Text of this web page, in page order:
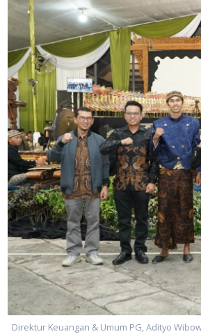
Direktur Keuangan & Umum PG, Adityo